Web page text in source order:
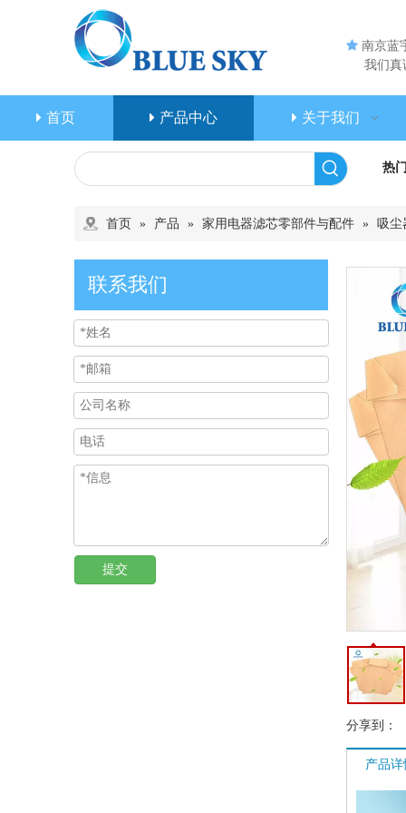
 南京蓝
我们真
首页 产品中心 关于我们
热
首页 » 产品 » 家用电器滤芯零部件与配件 » 吸尘
联系我们
提交
分享到：
产品详